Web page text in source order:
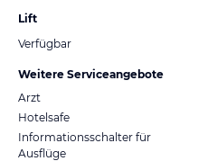
Lift
Verfügbar
Weitere Serviceangebote
Arzt
Hotelsafe
Informationsschalter für
Ausflüge